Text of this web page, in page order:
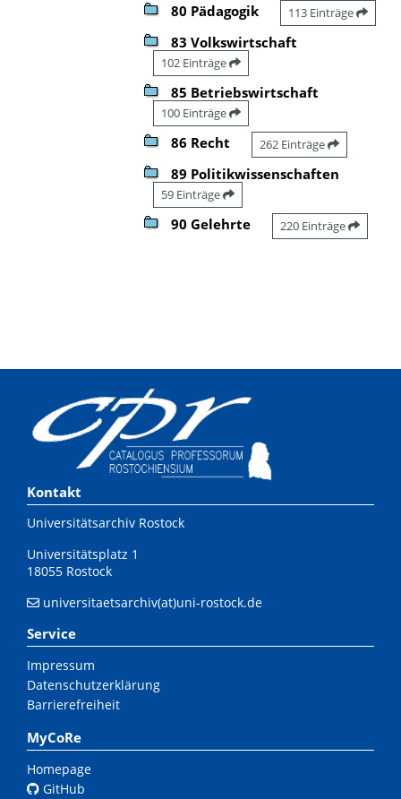
80 Pädagogik 113 Einträge
83 Volkswirtschaft
102 Einträge
85 Betriebswirtschaft
100 Einträge
86 Recht 262 Einträge
89 Politikwissenschaften
59 Einträge
90 Gelehrte 220 Einträge
Kontakt
Universitätsarchiv Rostock
Universitätsplatz 1
18055 Rostock
universitaetsarchiv(at)uni-rostock.de
Service
Impressum
Datenschutzerklärung
Barrierefreiheit
MyCoRe
Homepage
GitHub